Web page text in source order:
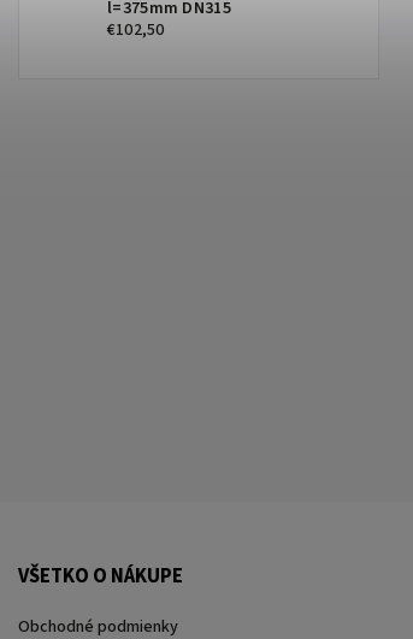
l=375mm DN315
€102,50
VŠETKO O NÁKUPE
Obchodné podmienky